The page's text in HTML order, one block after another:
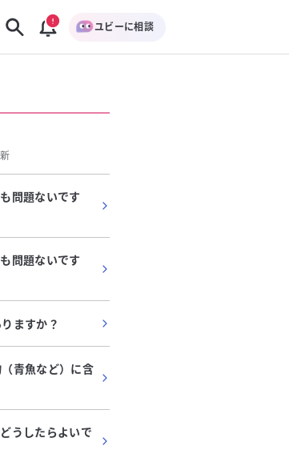
ユビーに相談
問題ないです
問題ないです
ますか？
青魚など）に含
うしたらよいで